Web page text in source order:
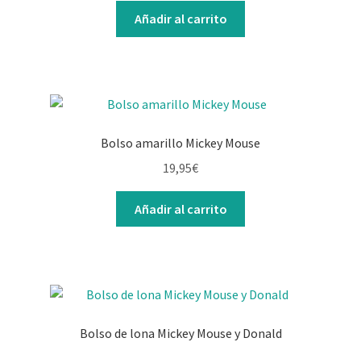
original
era:
actual
es:
Añadir al carrito
Bolso amarillo Mickey Mouse
19,95€
Añadir al carrito
Bolso de lona Mickey Mouse y Donald